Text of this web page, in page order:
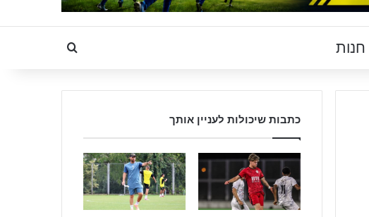
חנות Search for
כתבות שיכולות לעניין אותך